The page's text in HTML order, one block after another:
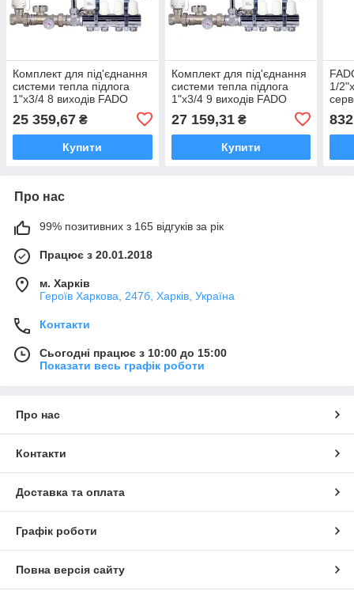
Комплект для під'єднання
системи тепла підлога
1"х3/4 8 виходів FADO
25 359,67 ₴
Купити
Комплект для під'єднання
системи тепла підлога
1"х3/4 9 виходів FADO
27 159,31₴
Купити
1/
Про нас
99% позитивних з 165 відгуків за рік
Працює з 20.01.2018
м. Харків
Героїв Харкова, 247б, Харків, Україна
Контакти
Сьогодні працює з 10:00 до 15:00
Показати весь графік роботи
Про нас
Контакти
Доставка та оплата
Графік роботи
Повна версія сайту